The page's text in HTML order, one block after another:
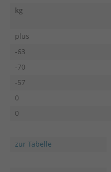
kg
plus
-63
-70
-57
0
0
zur Tabelle